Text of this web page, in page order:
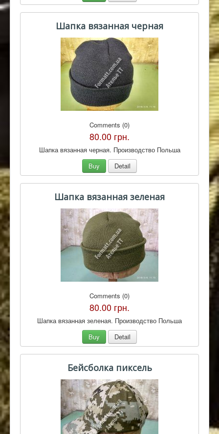
Шапка вязанная черная
Comments (0)
80.00 грн.
Шапка вязанная черная. Производство Польша
Buy
Detail
Шапка вязанная зеленая
Comments (0)
80.00 грн.
Шапка вязанная зеленая. Производство Польша
Buy
Detail
Бейсболка пиксель